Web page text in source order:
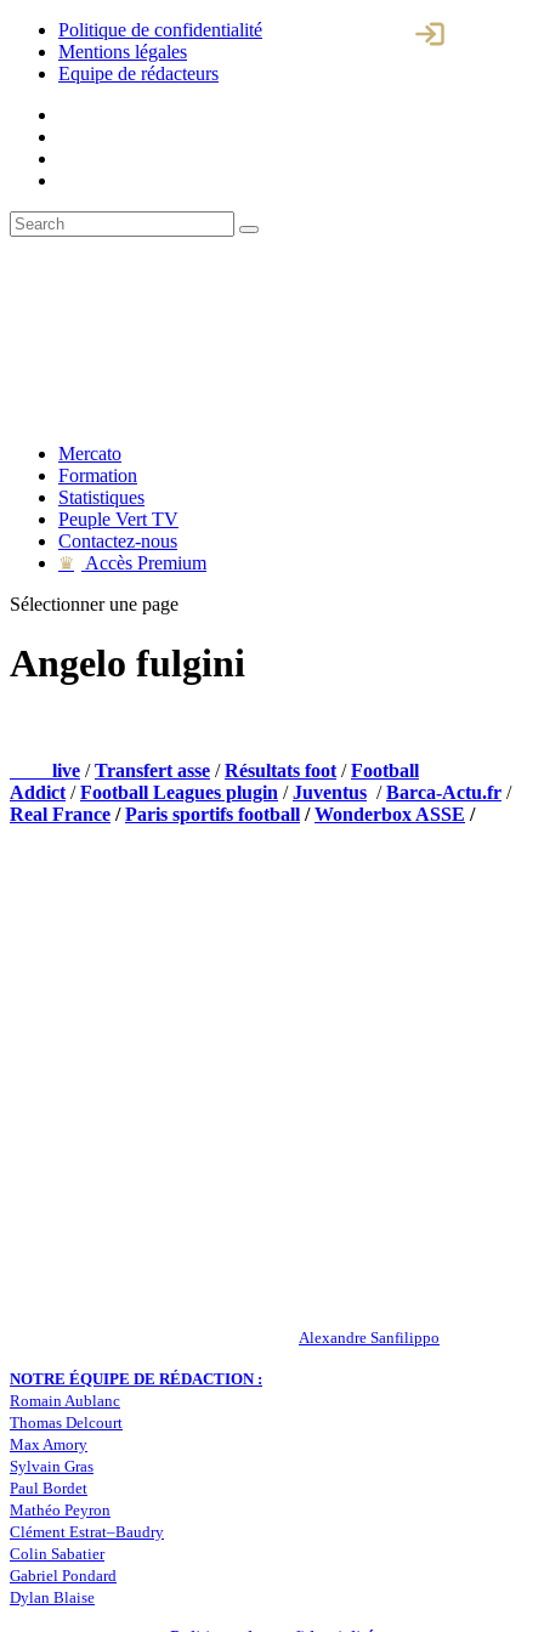
Politique de confidentialité
Mentions légales
Equipe de rédacteurs
Mercato
Formation
Statistiques
Peuple Vert TV
Contactez-nous
♛
Accès Premium
Sélectionner une page
Angelo fulgini
live /Transfert asse /Résultats foot /Football
Addict /Football Leagues plugin /Juventus /Barca-Actu.fr /
Real France /Paris sportifs football /Wonderbox ASSE /
Alexandre Sanfilippo
NOTRE ÉQUIPE DE RÉDACTION :
Romain Aublanc
Thomas Delcourt
Max Amory
Sylvain Gras
Paul Bordet
Mathéo Peyron
Clément Estrat–Baudry
Colin Sabatier
Gabriel Pondard
Dylan Blaise